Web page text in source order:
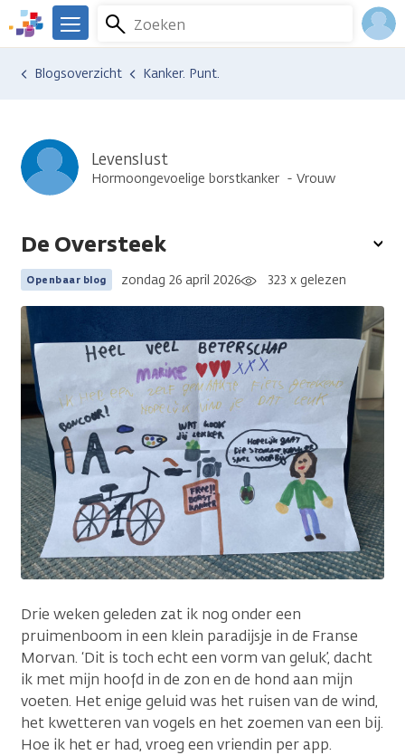
Overslaan
en
naar
We
er
Kanker.nl
Zoeken
Menu
Ervaringen van anderen
Blogsoverzicht Kanker. Punt.
Levenslust
Hormoongevoelige borstkanker Vrouw
De Oversteek
Openbaar blog zondag 26 april 2026 323 x gelezen
Drie weken geleden zat ik nog onder een
pruimenboom in een klein paradijsje in de Franse
Morvan. ‘Dit is toch echt een vorm van geluk’, dacht
ik met mijn hoofd in de zon en de hond aan mijn
voeten. Het enige geluid was het ruisen van de wind,
het kwetteren van vogels en het zoemen van een bij.
Hoe ik het er had, vroeg een vriendin per app.